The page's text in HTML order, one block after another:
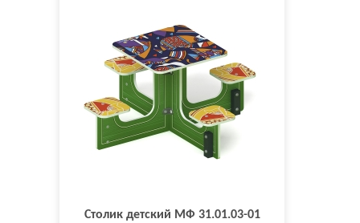
Столик детский МФ 31.01.03-01